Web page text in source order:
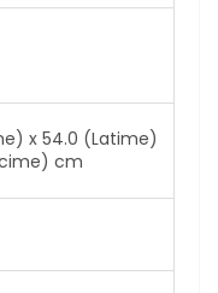
x 54.0 (Latime)
cm